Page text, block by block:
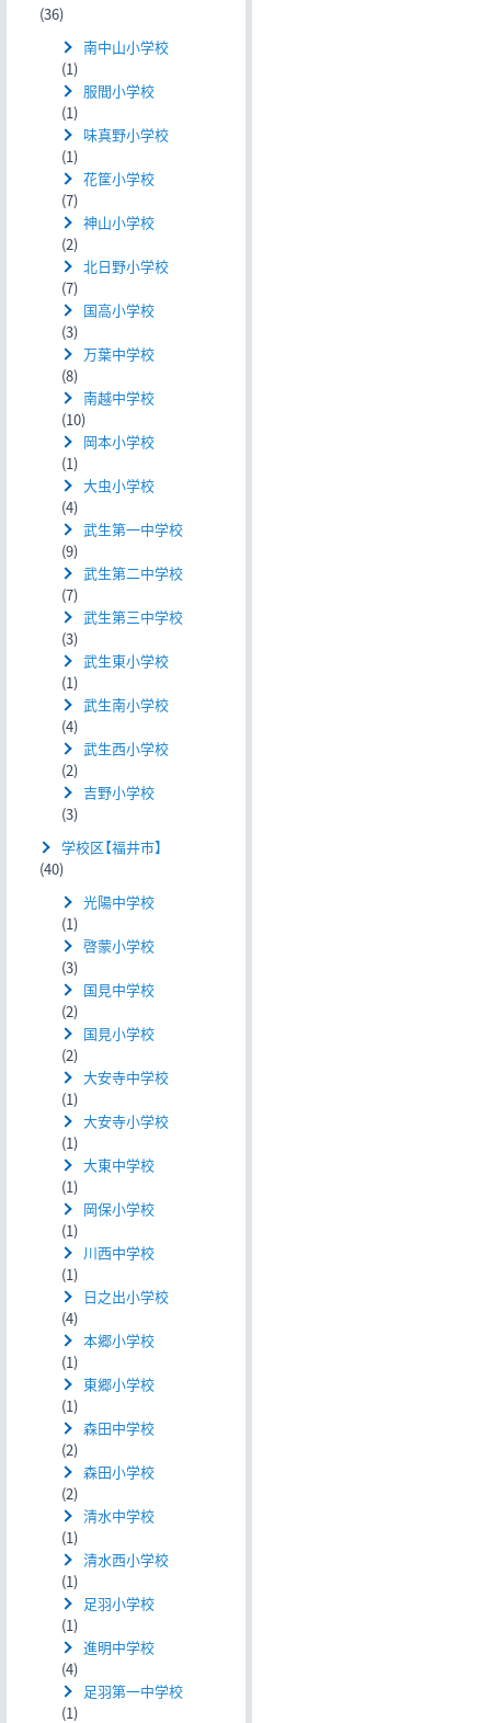
(36)
南中山小学校
(1)
服間小学校
(1)
味真野小学校
(1)
花筐小学校
(7)
神山小学校
(2)
北日野小学校
(7)
国高小学校
(3)
万葉中学校
(8)
南越中学校
(10)
岡本小学校
(1)
大虫小学校
(4)
武生第一中学校
(9)
武生第二中学校
(7)
武生第三中学校
(3)
武生東小学校
(1)
武生南小学校
(4)
武生西小学校
(2)
吉野小学校
(3)
学校区【福井市】
(40)
光陽中学校
(1)
啓蒙小学校
(3)
国見中学校
(2)
国見小学校
(2)
大安寺中学校
(1)
大安寺小学校
(1)
大東中学校
(1)
岡保小学校
(1)
川西中学校
(1)
日之出小学校
(4)
本郷小学校
(1)
東郷小学校
(1)
森田中学校
(2)
森田小学校
(2)
清水中学校
(1)
清水西小学校
(1)
足羽小学校
(1)
進明中学校
(4)
足羽第一中学校
(1)